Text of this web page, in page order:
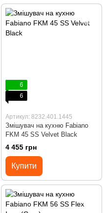
6
6
Артикул: 8232.401.1445
Змішувач на кухню Fabiano
FKM 45 SS Velvet Black
4 455 грн
Купити